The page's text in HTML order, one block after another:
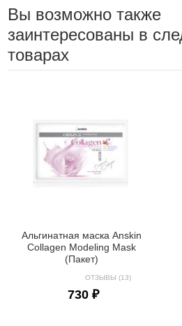
Вы возможно также
заинтересованы в
товарах
Альгинатная маска Anskin
Collagen Modeling Mask
(Пакет)
ОТЗЫВЫ (13)
730 ₽